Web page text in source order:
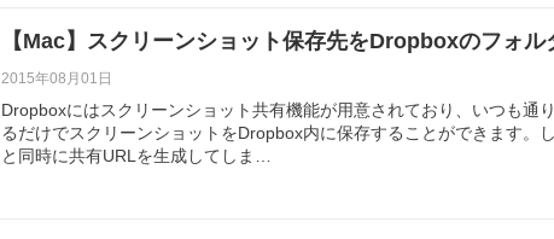
【Mac】スクリーンショット保存先をDropboxのフォル
2015年08月01日
Dropboxにはスクリーンショット共有機能が用意されており、いつも通
るだけでスクリーンショットをDropbox内に保存することができます。
と同時に共有URLを生成してしま…